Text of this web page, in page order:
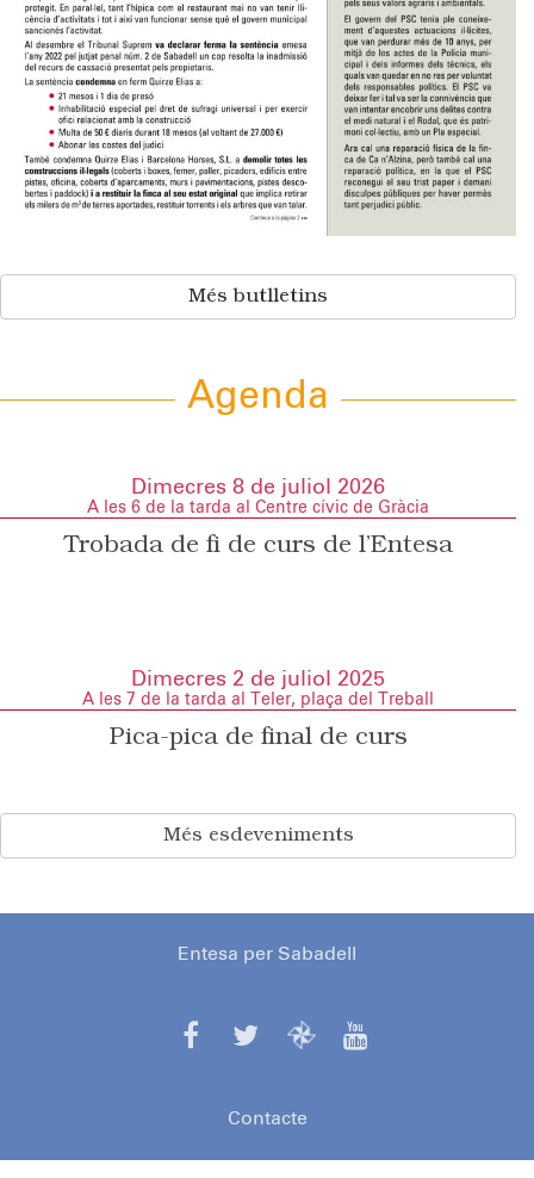
Més butlletins
Agenda
Dimecres 8 de juliol 2026
A les 6 de la tarda al Centre cívic de Gràcia
Trobada de fi de curs de l’Entesa
Dimecres 2 de juliol 2025
A les 7 de la tarda al Teler, plaça del Treball
Pica-pica de final de curs
Més esdeveniments
Entesa per Sabadell
Contacte